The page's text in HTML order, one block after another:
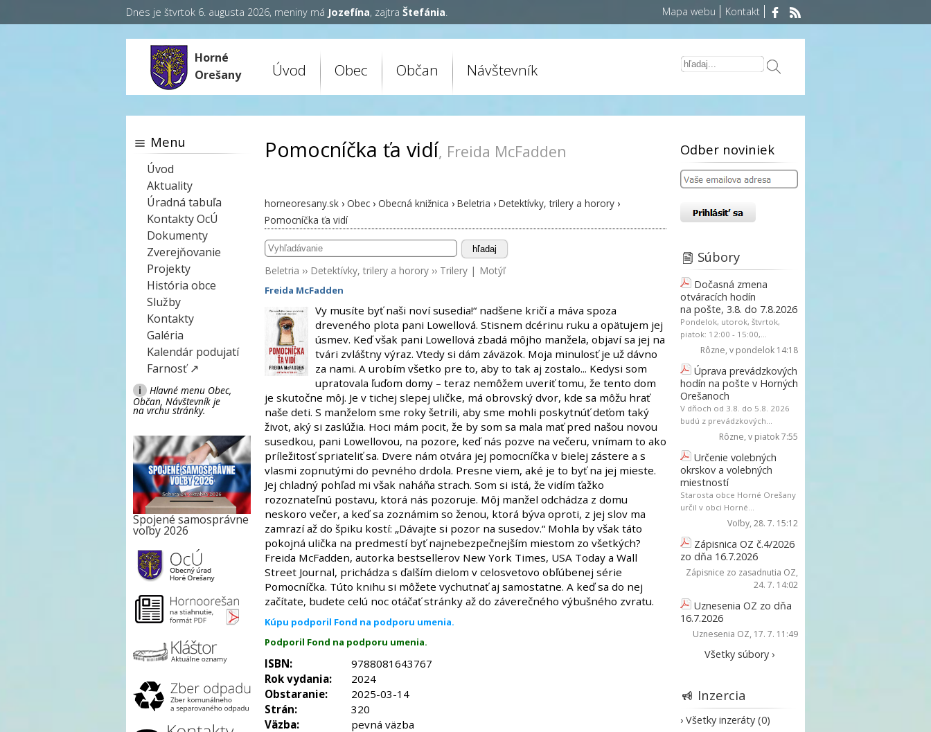
Dnes je štvrtok 6. augusta 2026, meniny má Jozefína, zajtra Štefánia. Mapa webu Kontakt
Horné
Orešany
Úvod Obec Občan Návštevník
Pomocníčka ťa vidí, Freida McFadden
horneoresany.sk › Obec › Obecná knižnica › Beletria › Detektívky, trilery a horory ›
Pomocníčka ťa vidí
hľadaj
Beletria ›› Detektívky, trilery a horory ›› Trilery | Motýľ
Freida McFadden
Vy musíte byť naši noví susedia!“ nadšene kričí a máva spoza
dreveného plota pani Lowellová. Stisnem dcérinu ruku a opätujem jej
úsmev. Keď však pani Lowellová zbadá môjho manžela, objaví sa jej na
tvári zvláštny výraz. Vtedy si dám záväzok. Moja minulosť je už dávno
za nami. A urobím všetko pre to, aby to tak aj zostalo... Kedysi som
upratovala ľuďom domy – teraz nemôžem uveriť tomu, že tento dom
je skutočne môj. Je v tichej slepej uličke, má obrovský dvor, kde sa môžu hrať
naše deti. S manželom sme roky šetrili, aby sme mohli poskytnúť deťom taký
život, aký si zaslúžia. Hoci mám pocit, že by som sa mala mať pred našou novou
susedkou, pani Lowellovou, na pozore, keď nás pozve na večeru, vnímam to ako
príležitosť spriateliť sa. Dvere nám otvára jej pomocníčka v bielej zástere a s
vlasmi zopnutými do pevného drdola. Presne viem, aké je to byť na jej mieste.
Jej chladný pohľad mi však naháňa strach. Som si istá, že vidím ťažko
rozoznateľnú postavu, ktorá nás pozoruje. Môj manžel odchádza z domu
neskoro večer, a keď sa zoznámim so ženou, ktorá býva oproti, z jej slov ma
zamrazí až do špiku kostí: „Dávajte si pozor na susedov.“ Mohla by však táto
pokojná ulička na predmestí byť najnebezpečnejším miestom zo všetkých?
Freida McFadden, autorka bestsellerov New York Times, USA Today a Wall
Street Journal, prichádza s ďalším dielom v celosvetovo obľúbenej série
Pomocníčka. Túto knihu si môžete vychutnať aj samostatne. A keď sa do nej
začítate, budete celú noc otáčať stránky až do záverečného výbušného zvratu.
Kúpu podporil Fond na podporu umenia.
Podporil Fond na podporu umenia.
ISBN:
9788081643767
Rok vydania:
2024
Obstaranie:
2025-03-14
Strán:
320
Väzba:
pevná väzba
Menu
Úvod
Aktuality
Úradná tabuľa
Kontakty OcÚ
Dokumenty
Zverejňovanie
Projekty
História obce
Služby
Kontakty
Galéria
Kalendár podujatí
Farnosť ↗
i
Hlavné menu Obec,
Občan, Návštevník je
na vrchu stránky.
Spojené samosprávne
voľby 2026
Odber noviniek
Súbory
Dočasná zmena
otváracích hodín
na pošte, 3.8. do 7.8.2026
Pondelok, utorok, štvrtok,
piatok: 12:00 - 15:00,...
Rôzne, v pondelok 14:18
Úprava prevádzkových
hodín na pošte v Horných
Orešanoch
V dňoch od 3.8. do 5.8. 2026
budú z prevádzkových...
Rôzne, v piatok 7:55
Určenie volebných
okrskov a volebných
miestností
Starosta obce Horné Orešany
určil v obci Horné...
Voľby, 28. 7. 15:12
Zápisnica OZ č.4/2026
zo dňa 16.7.2026
Zápisnice zo zasadnutia OZ,
24. 7. 14:02
Uznesenia OZ zo dňa
16.7.2026
Uznesenia OZ, 17. 7. 11:49
Všetky súbory ›
Inzercia
› Všetky inzeráty (0)